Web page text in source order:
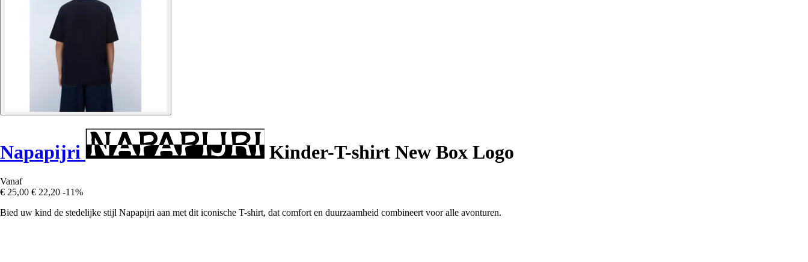
Napapijri Kinder-T-shirt New Box Logo
Vanaf
€ 25,00 € 22,20 -11%
Bied uw kind de stedelijke stijl Napapijri aan met dit iconische T-shirt, dat comfort en duurzaamheid combineert voor alle avonturen.